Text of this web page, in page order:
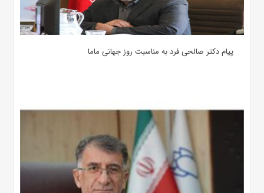
پیام دکتر صالحی فرد به مناسبت روز جهانی ماما